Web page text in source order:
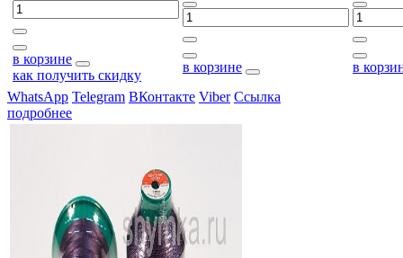
в корзине
как получить скидку
в корзине
в
WhatsApp Telegram ВКонтакте Viber Ссылка
подробнее